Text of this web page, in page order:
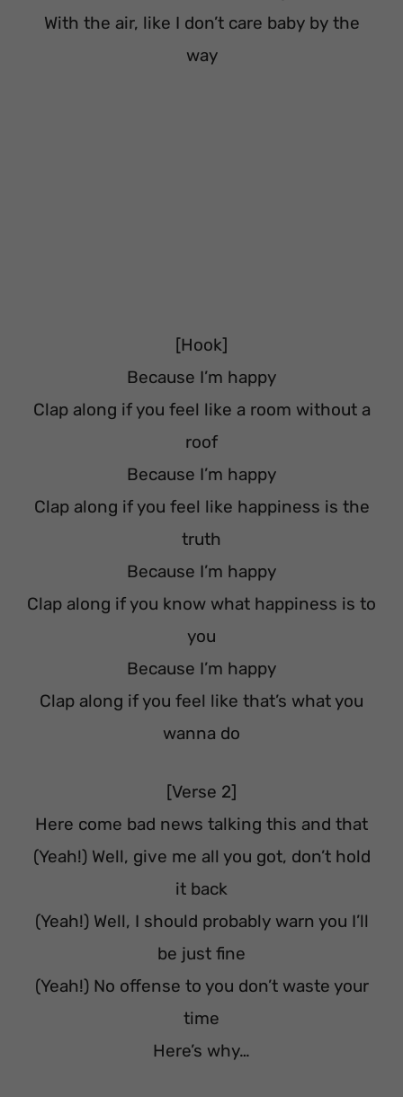
With the air, like I don’t care baby by the
way
[Hook]
Because I’m happy
Clap along if you feel like a room without a
roof
Because I’m happy
Clap along if you feel like happiness is the
truth
Because I’m happy
Clap along if you know what happiness is to
you
Because I’m happy
Clap along if you feel like that’s what you
wanna do
[Verse 2]
Here come bad news talking this and that
(Yeah!) Well, give me all you got, don’t hold
it back
(Yeah!) Well, I should probably warn you I’ll
be just fine
(Yeah!) No offense to you don’t waste your
time
Here’s why…